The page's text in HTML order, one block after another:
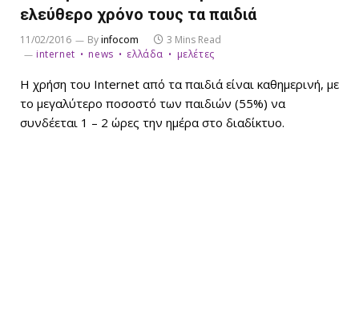
ελεύθερο χρόνο τους τα παιδιά
11/02/2016 Byinfocom
3 Mins Read
internet
news ελλάδα μελέτες
Η χρήση του Internet από τα παιδιά είναι καθημερινή, με
το μεγαλύτερο ποσοστό των παιδιών (55%) να
συνδέεται 1 – 2 ώρες την ημέρα στο διαδίκτυο.